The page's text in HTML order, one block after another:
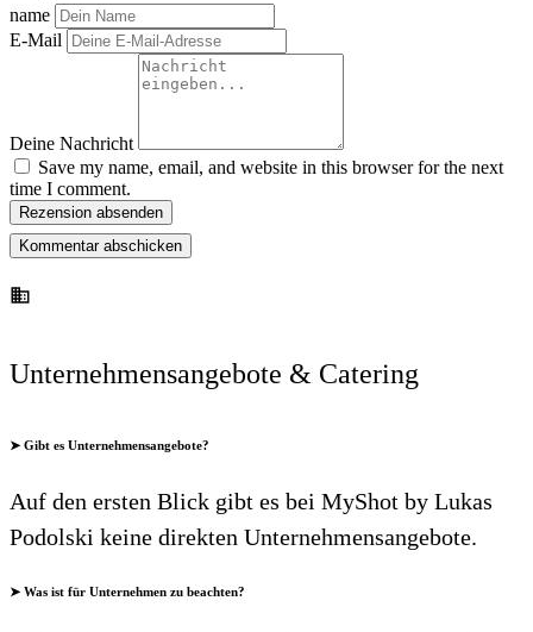
name
E-Mail
Deine Nachricht
Save my name, email, and website in this browser for the next
time I comment.
Rezension absenden
Unternehmensangebote & Catering
➤ Gibt es Unternehmensangebote?
Auf den ersten Blick gibt es bei MyShot by Lukas
Podolski keine direkten Unternehmensangebote.
➤ Was ist für Unternehmen zu beachten?